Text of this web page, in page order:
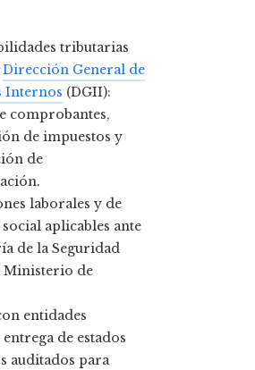
tributarias
Dirección General de
Internos (DGII):
comprobantes,
de impuestos y
de
laborales y de
aplicables ante
de la Seguridad
Ministerio de
entidades
de estados
auditados para